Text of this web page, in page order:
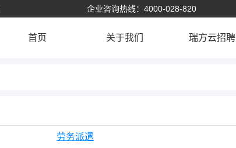
企业咨询热线：4000-028-820
首页 关于我们 瑞方云招聘
劳务派遣